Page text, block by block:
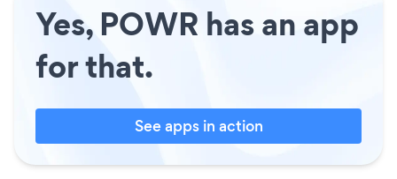
Yes, POWR has an app
for that.
See apps in action